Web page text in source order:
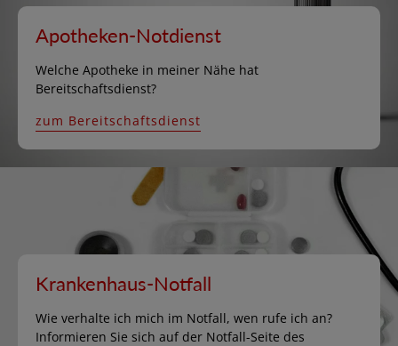
Apotheken-Notdienst
Welche Apotheke in meiner Nähe hat
Bereitschaftsdienst?
zum Bereitschaftsdienst
Krankenhaus-Notfall
Wie verhalte ich mich im Notfall, wen rufe ich an?
Informieren Sie sich auf der Notfall-Seite des